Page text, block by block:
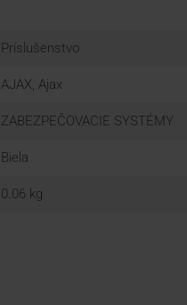
Príslušenstvo
AJAX, Ajax
ZABEZPEČOVACIE SYSTÉMY
Biela
0.06 kg